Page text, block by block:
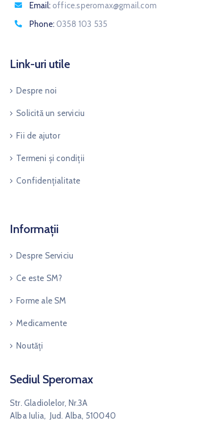
Email: office.speromax@gmail.com
Phone: 0358 103 535
Link-uri utile
Despre noi
Solicită un serviciu
Fii de ajutor
Termeni și condiții
Confidențialitate
Informații
Despre Serviciu
Ce este SM?
Forme ale SM
Medicamente
Noutăți
Sediul Speromax
Str. Gladiolelor, Nr.3A
Alba Iulia, Jud. Alba, 510040